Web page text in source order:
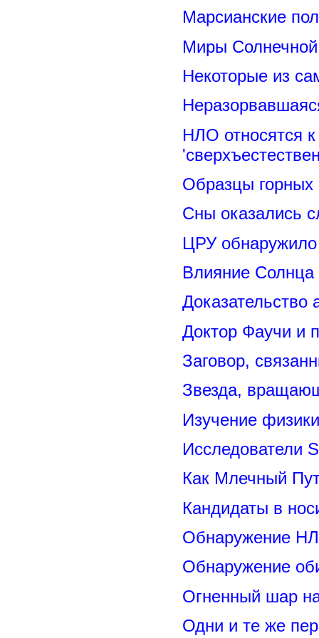
Марсианские
Миры
Некоторые из
НЛО относятся к
Образцы горных
Сны оказались
ЦРУ обнаружило
Влияние
Доказательство
Доктор Фаучи и
Заговор,
Звезда,
Изучение
Исследователи
Как Млечный
Кандидаты в
Обнаружение
Обнаружение
Огненный шар
Одни и те же